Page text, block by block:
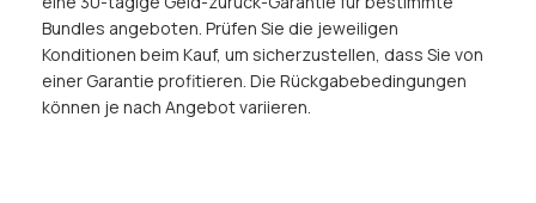
Bundles angeboten. Prüfen Sie die jeweiligen
Konditionen beim Kauf, um sicherzustellen, dass Sie von
einer Garantie profitieren. Die Rückgabebedingungen
können je nach Angebot variieren.